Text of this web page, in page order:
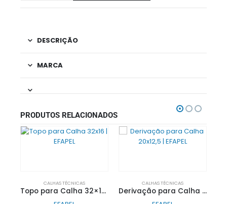
DESCRIÇÃO
MARCA
PRODUTOS RELACIONADOS
CALHAS TÉCNICAS
Topo para Calha 32×16 | EFAPEL
CALHAS TÉCNICAS
Derivação para Calha 20×12,5 | EFAPEL